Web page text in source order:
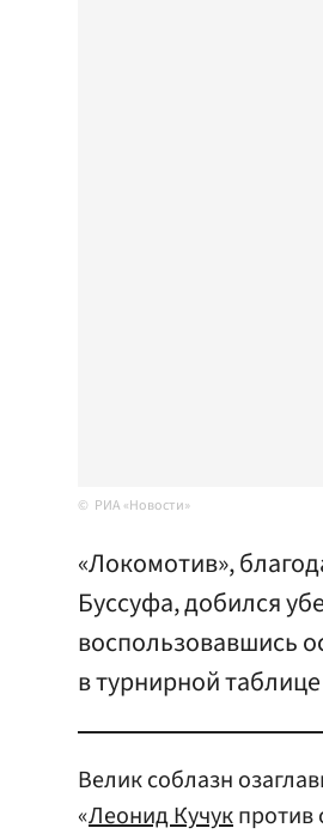
РИА «Новости»
«Локомотив»,
Буссуфа, добился
воспользовавшись
в турнирной
Велик соблазн
«Леонид Кучукпротив